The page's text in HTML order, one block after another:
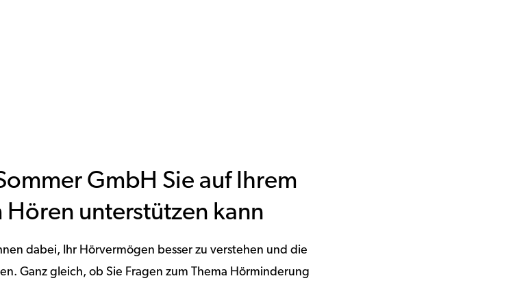
GmbH Sie auf Ihrem
Hören unterstützen kann
dabei, Ihr Hörvermögen besser zu verstehen und die
Ganz gleich, ob Sie Fragen zum Thema Hörminderung